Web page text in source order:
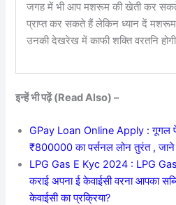
जगह में भी आप मशरूम की खेती कर सकते
प्राप्त कर सकते हैं लेकिन ध्यान दें
उनकी देखरेख में काफी शक्ति वरतनि
इन्हें भी पढ़ें (Read Also) –
GPay Loan Online Apply : गूगल
₹800000 का पर्सनल लोन तुरंत ,
LPG Gas E Kyc 2024 : LPG Gas
कराई अपना ई केवाईसी वरना आपका
केवाईसी का प्रक्रिया?